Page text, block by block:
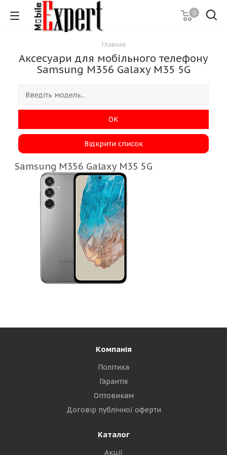
0
Главная
Аксесуари для мобільного телефону
Samsung M356 Galaxy M35 5G
ОК
Відкрити список
Samsung M356 Galaxy M35 5G
Компанія
Політика
Гарантія
Оптовикам
Договір публічної оферти
Каталог
Акції